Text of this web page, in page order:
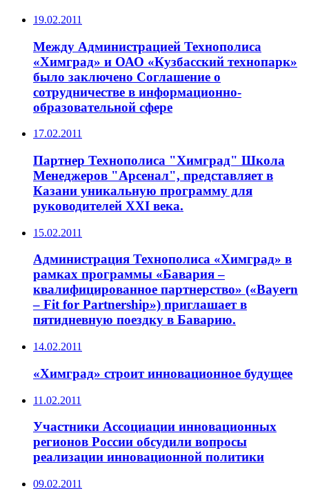
19.02.2011
Между Администрацией Технополиса
«Химград» и ОАО «Кузбасский технопарк»
было заключено Соглашение о
сотрудничестве в информационно-
образовательной сфере
17.02.2011
Партнер Технополиса "Химград" Школа
Менеджеров "Арсенал", представляет в
Казани уникальную программу для
руководителей XXI века.
15.02.2011
Администрация Технополиса «Химград» в
рамках программы «Бавария –
квалифицированное партнерство» («Bayern
– Fit for Partnership») приглашает в
пятидневную поездку в Баварию.
14.02.2011
«Химград» строит инновационное будущее
11.02.2011
Участники Ассоциации инновационных
регионов России обсудили вопросы
реализации инновационной политики
09.02.2011